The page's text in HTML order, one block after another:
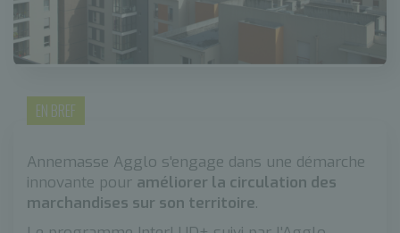
EN BREF
Annemasse Agglo s'engage dans une démarche
innovante pour améliorer la circulation des
marchandises sur son territoire.